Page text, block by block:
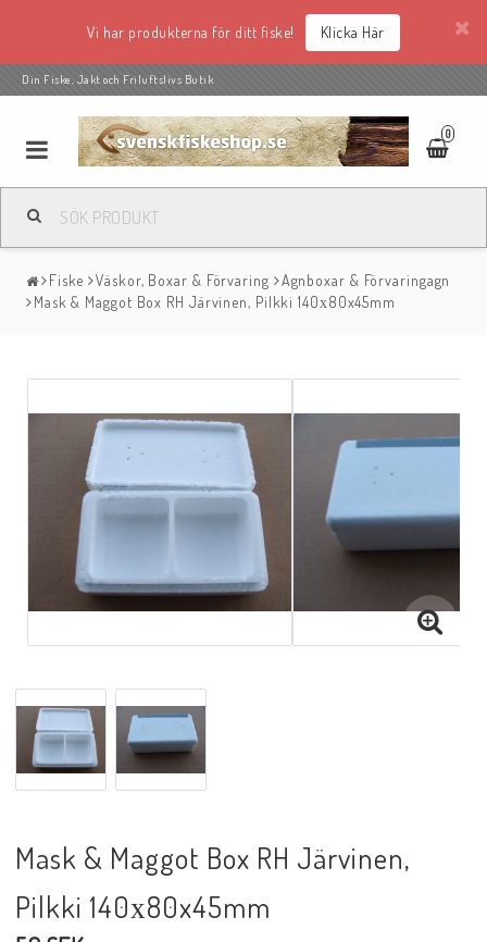
Vi har produkterna för ditt fiske! Klicka Här
Din Fiske, Jakt och Friluftslivs Butik
0
Fiske Väskor, Boxar & Förvaring
Agnboxar & Förvaringagn
Mask & Maggot Box RH Järvinen, Pilkki 140х80x45mm
Mask & Maggot Box RH Järvinen,
Pilkki 140х80x45mm